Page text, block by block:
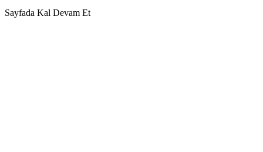
Sayfada Kal Devam Et